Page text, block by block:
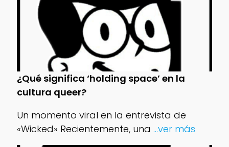
¿Qué significa ‘holding space’ en la
cultura queer?
Un momento viral en la entrevista de
«Wicked» Recientemente, una ...ver más